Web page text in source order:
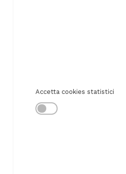
Accetta cookies statistici